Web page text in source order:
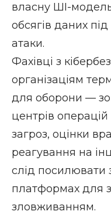
власну ШІ-
обсягів даних
атаки.
Фахівці з
організаціям
для оборони —
центрів
загроз, оцінки
реагування на
слід посилювати
платформах для
зловживанням.